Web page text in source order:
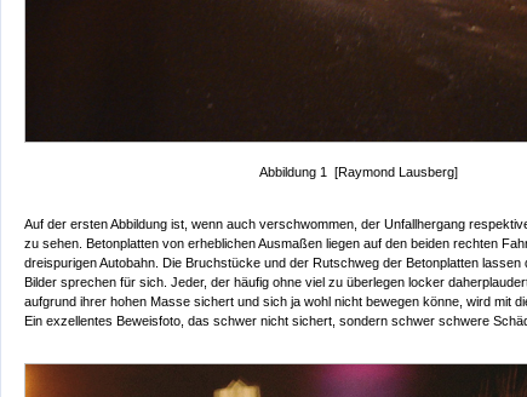
Abbildung 1 [Raymond Lausberg]
Auf der ersten Abbildung ist, wenn auch verschwommen, der Unfallhergang
zu sehen. Betonplatten von erheblichen Ausmaßen liegen auf den beiden rechten
dreispurigen Autobahn. Die Bruchstücke und der Rutschweg der Betonplatten lassen
Bilder sprechen für sich. Jeder, der häufig ohne viel zu überlegen locker
aufgrund ihrer hohen Masse sichert und sich ja wohl nicht bewegen könne, wird mit
Ein exzellentes Beweisfoto, das schwer nicht sichert, sondern schwer schwere